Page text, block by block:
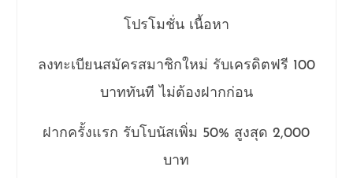
โปรโมชั่น เนื้อหา
ลงทะเบียนสมัครสมาชิกใหม่ รับเครดิตฟรี 100
บาททันที ไม่ต้องฝากก่อน
ฝากครั้งแรก รับโบนัสเพิ่ม 50% สูงสุด 2,000
บาท